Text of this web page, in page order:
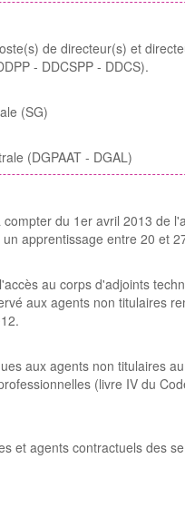
de directeur(s) et
- DDCSPP - DDCS).
(SG)
(DGPAAT - DGAL)
du 1er avril 2013 de
apprentissage entre 20 et
au corps d'adjoints
aux agents non titulaires
aux agents non titulaires
(livre IV du
et agents contractuels des